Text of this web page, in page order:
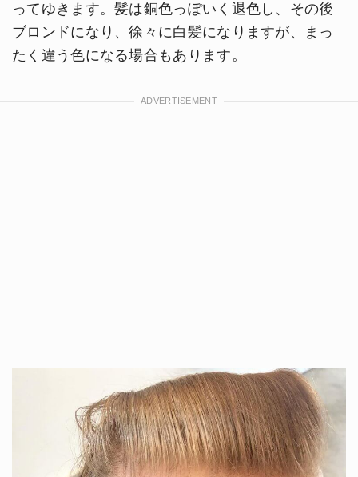
ってゆきます。髪は銅色っぽいく退色し、その後
ブロンドになり、徐々に白髪になりますが、まっ
たく違う色になる場合もあります。